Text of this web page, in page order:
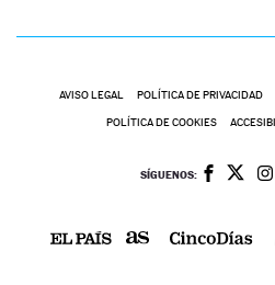
AVISO LEGAL POLÍTICA DE PRIVACIDAD
POLÍTICA DE COOKIES
SÍGUENOS: